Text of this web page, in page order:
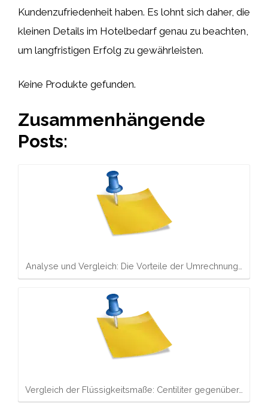
Kundenzufriedenheit haben. Es lohnt sich daher, die
kleinen Details im Hotelbedarf genau zu beachten,
um langfristigen Erfolg zu gewährleisten.
Keine Produkte gefunden.
Zusammenhängende
Posts:
Analyse und Vergleich: Die Vorteile der Umrechnung…
Vergleich der Flüssigkeitsmaße: Centiliter gegenüber…